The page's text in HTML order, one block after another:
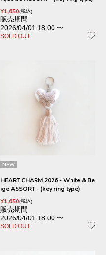
¥1,650 税込
販売期間
2026/04/01 18:00 〜
SOLD OUT
NEW
HEART CHARM 2026 - White & Be
ige ASSORT - (key ring type)
¥1,650 税込
販売期間
2026/04/01 18:00 〜
SOLD OUT